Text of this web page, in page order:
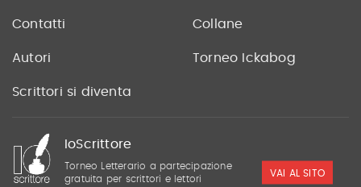
Contatti Collane
Autori Torneo Ickabog
Scrittori si diventa
IoScrittore
Torneo Letterario a partecipazione
gratuita per scrittori e lettori
VAI AL SITO